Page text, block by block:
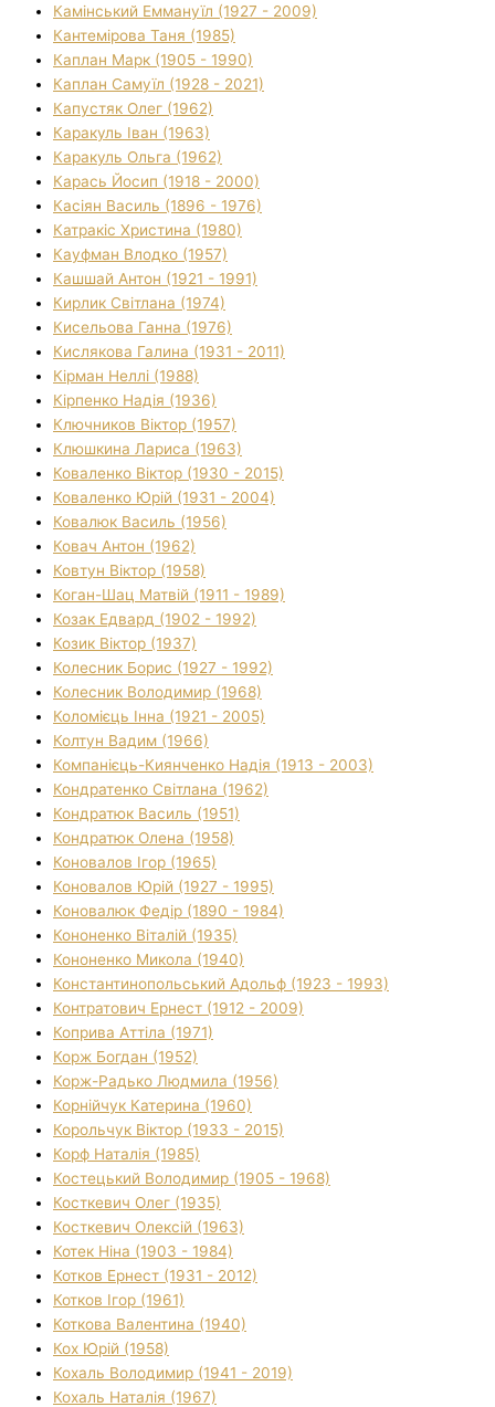
Камінський Еммануїл (1927 - 2009)
Кантемірова Таня (1985)
Каплан Марк (1905 - 1990)
Каплан Самуїл (1928 - 2021)
Капустяк Олег (1962)
Каракуль Іван (1963)
Каракуль Ольга (1962)
Карась Йосип (1918 - 2000)
Касіян Василь (1896 - 1976)
Катракіс Христина (1980)
Кауфман Влодко (1957)
Кашшай Антон (1921 - 1991)
Кирлик Світлана (1974)
Кисельова Ганна (1976)
Кислякова Галина (1931 - 2011)
Кірман Неллі (1988)
Кірпенко Надія (1936)
Ключников Віктор (1957)
Клюшкина Лариса (1963)
Коваленко Віктор (1930 - 2015)
Коваленко Юрій (1931 - 2004)
Ковалюк Василь (1956)
Ковач Антон (1962)
Ковтун Віктор (1958)
Коган-Шац Матвій (1911 - 1989)
Козак Едвард (1902 - 1992)
Козик Віктор (1937)
Колесник Борис (1927 - 1992)
Колесник Володимир (1968)
Коломієць Інна (1921 - 2005)
Колтун Вадим (1966)
Компанієць-Киянченко Надія (1913 - 2003)
Кондратенко Світлана (1962)
Кондратюк Василь (1951)
Кондратюк Олена (1958)
Коновалов Ігор (1965)
Коновалов Юрій (1927 - 1995)
Коновалюк Федір (1890 - 1984)
Кононенко Віталій (1935)
Кононенко Микола (1940)
Константинопольський Адольф (1923 - 1993)
Контратович Ернест (1912 - 2009)
Коприва Аттіла (1971)
Корж Богдан (1952)
Корж-Радько Людмила (1956)
Корнійчук Катерина (1960)
Корольчук Віктор (1933 - 2015)
Корф Наталія (1985)
Костецький Володимир (1905 - 1968)
Косткевич Олег (1935)
Косткевич Олексій (1963)
Котек Ніна (1903 - 1984)
Котков Ернест (1931 - 2012)
Котков Ігор (1961)
Коткова Валентина (1940)
Кох Юрій (1958)
Кохаль Володимир (1941 - 2019)
Кохаль Наталія (1967)